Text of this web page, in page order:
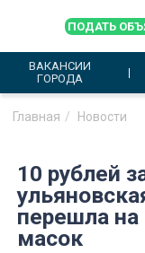
ПОДАТЬ
ВАКАНСИИ
ГОРОДА
Главная Новости
10 рублей
перешла
масок